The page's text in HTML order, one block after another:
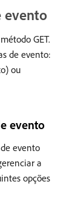
evento
GET.
de evento:
ou
evento
evento
a
opções